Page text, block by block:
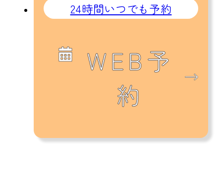
24時間いつでも予約
WEB予
約